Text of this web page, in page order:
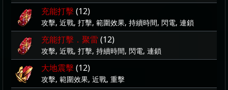
充能打擊(12)
攻擊, 近戰, 打擊, 範圍效果, 持續時間, 閃電, 連鎖
充能打擊．聚雷 (12)
攻擊, 近戰, 打擊, 持續時間, 閃電, 連鎖
大地震擊(12)
攻擊, 範圍效果, 近戰, 重擊